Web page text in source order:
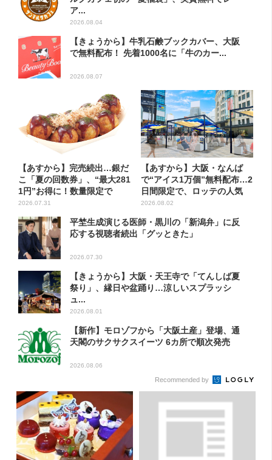
ア...
2026.08.04
【きょうから】牛乳石鹸ブックカバー、大阪
で無料配布！ 先着1000名に「牛のカー...
2026.08.07
【あすから】完売続出…銀だ
こ「夏の回数券」、“最大281
1円”お得に！数量限定で
2026.07.31
【あすから】大阪・なんば
で“アイス1万個”無料配布…2
日間限定で、ロッテの人気
商...
2026.08.02
平埜生成演じる医師・黒川の「新潟弁」に反
応する視聴者続出「グッときた」
2026.07.30
【きょうから】大阪・天王寺で「てんしば夏
祭り」、縁日や盆踊り…涼しいスプラッシ
ュ...
2026.08.01
【新作】モロゾフから「大阪土産」登場、通
天閣のサクサクスイーツ 6カ所で順次発売
2026.08.06
Recommended by